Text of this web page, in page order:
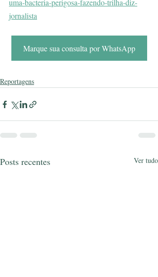
uma-bacteria-perigosa-fazendo-trilha-diz-
jornalista
Marque sua consulta por WhatsApp
Reportagens
Posts recentes Ver tudo